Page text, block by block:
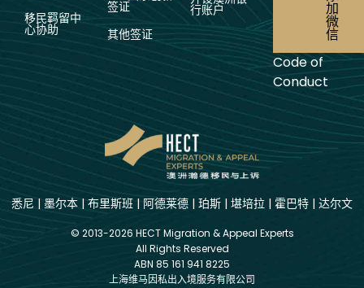
移民羁留中
心协助
签证
其他签证
行账户 加
微
信
Code of
Conduct
悉尼 | 墨尔本 | 布里斯班 | 阿德莱德 | 珀斯 | 堪培拉 | 霍巴特 | 达尔文
© 2013-2026 HECT Migration & Appeal Experts
All Rights Reserved
ABN 85 161 941 8225
上海维马因私出入境服务有限公司